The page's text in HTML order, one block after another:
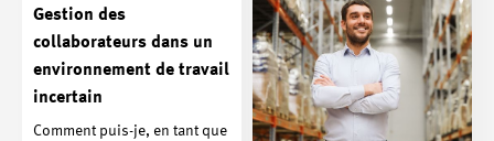
Gestion des
collaborateurs dans un
environnement de travail
incertain
Comment puis-je, en tant que